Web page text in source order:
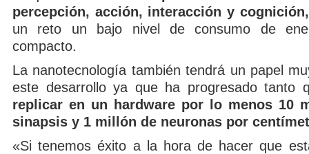
percepción, acción, interacción y cognición,
un reto un bajo nivel de consumo de
compacto.
La nanotecnología también tendrá un papel
este desarrollo ya que ha progresado tanto
replicar en un hardware por lo menos 10
sinapsis y 1 millón de neuronas por
«Si tenemos éxito a la hora de hacer que